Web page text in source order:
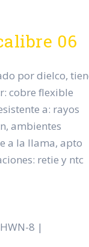
06
por dielco,
cobre flexible
a: rayos
ambientes
a la llama, apto
retie y ntc
8 |